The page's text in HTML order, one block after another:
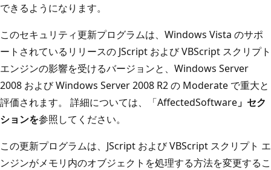
できるようになります。
このセキュリティ更新プログラムは、Windows Vista のサポ
ートされているリリースの JScript および VBScript スクリプト
エンジンの影響を受けるバージョンと、Windows Server
2008 および Windows Server 2008 R2 の Moderate で重大と
評価されます。 詳細については、「AffectedSoftware 」セク
ションを参照してください。
この更新プログラムは、JScript および VBScript スクリプト エ
ンジンがメモリ内のオブジェクトを処理する方法を変更するこ